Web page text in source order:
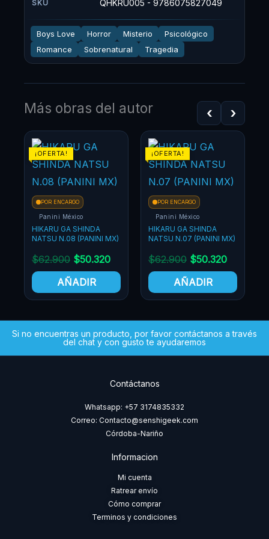
SKU QHKRU005 - 9786075827049
Boys Love Horror Misterio
Psicológico
Romance
Sobrenatural Tragedia
Más obras del autor ‹ ›
¡OFERTA!
POR ENCARGO
Panini México
HIKARU GA SHINDA
NATSU N.08 (PANINI MX)
$62.900 $50.320
AÑADIR
¡OFERTA!
POR ENCARGO
Panini México
HIKARU GA SHINDA
NATSU N.07 (PANINI MX)
$62.900 $50.320
AÑADIR
Si no encuentras un producto, por favor contáctanos a través
del chat y con gusto te ayudaremos
Contáctanos
Whatsapp: +57 3174835332
Correo: Contacto@senshigeek.com
Córdoba-Nariño
Informacion
Mi cuenta
Ratrear envío
Cómo comprar
Terminos y condiciones